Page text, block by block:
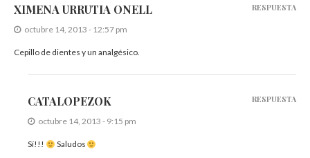
XIMENA URRUTIA ONELL
octubre 14, 2013 - 12:57 pm
Cepillo de dientes y un analgésico.
RESPUESTA
CATALOPEZOK
octubre 14, 2013 - 9:15 pm
Sí!!! Saludos
RESPUESTA